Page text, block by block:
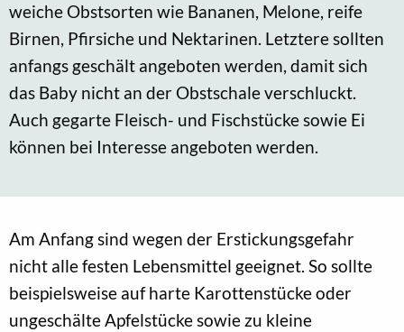
weiche Obstsorten wie Bananen, Melone, reife
Birnen, Pfirsiche und Nektarinen. Letztere sollten
anfangs geschält angeboten werden, damit sich
das Baby nicht an der Obstschale verschluckt.
Auch gegarte Fleisch- und Fischstücke sowie Ei
können bei Interesse angeboten werden.
Am Anfang sind wegen der Erstickungsgefahr
nicht alle festen Lebensmittel geeignet. So sollte
beispielsweise auf harte Karottenstücke oder
ungeschälte Apfelstücke sowie zu kleine